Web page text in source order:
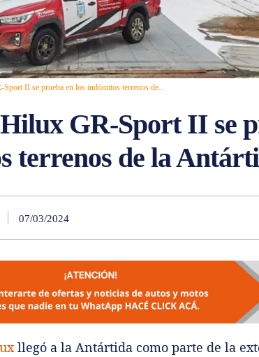
II se prueba en los indómitos terrenos de...
GR-Sport II se
terrenos de la
07/03/2024
llegó a la Antártida como parte de la